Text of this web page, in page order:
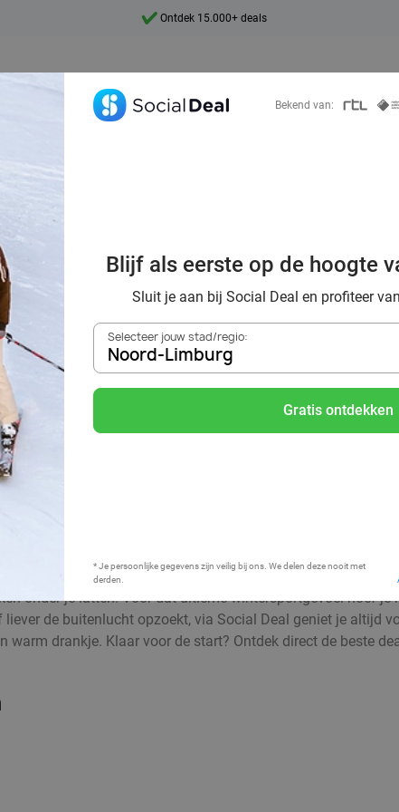
Ontdek 15.000+ deals
piste?
en indoor
Noord-Limburg
Bekend van:
Blijf als eerste op de hoogte
Sluit je aan bij Social Deal en profiteer
Selecteer jouw stad/regio:
Noord-Limburg
Gratis ontdekken
* Je persoonlijke gegevens zijn veilig bij ons. We delen deze nooit met
derden.
onder je latten. Voor dat ultieme wintersportgevoel hoef
de buitenlucht opzoekt, via Social Deal geniet je altijd
drankje. Klaar voor de start? Ontdek direct de beste